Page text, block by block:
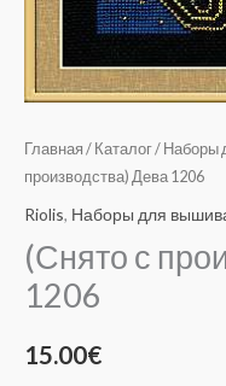
Главная / Каталог/ Наборы
производства) Дева 1206
Riolis, Наборы для
(Снято с
1206
15.00€